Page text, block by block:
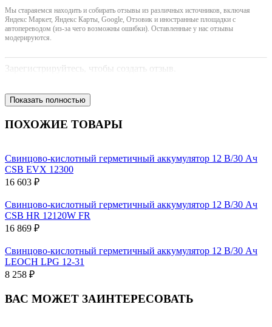
Мы стараяемся находить и собирать отзывы из различных источников, включая
Яндекс Маркет, Яндекс Карты, Google, Отзовик и иностранные площадки с
автопереводом (из-за чего возможны ошибки). Оставленные у нас отзывы
модерируются.
Зарегистрируйтесь, чтобы создать отзыв.
Показать полностью
ПОХОЖИЕ ТОВАРЫ
Свинцово-кислотный герметичный аккумулятор 12 В/30 Ач
CSB EVX 12300
16 603 ₽
Свинцово-кислотный герметичный аккумулятор 12 В/30 Ач
CSB HR 12120W FR
16 869 ₽
Свинцово-кислотный герметичный аккумулятор 12 В/30 Ач
LEOCH LPG 12-31
8 258 ₽
ВАС МОЖЕТ ЗАИНТЕРЕСОВАТЬ